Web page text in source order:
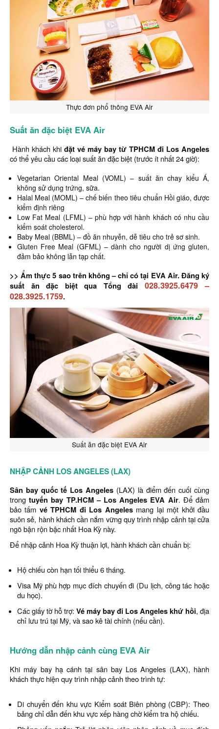
Thực đơn phổ thông EVA Air
Suất ăn đặc biệt EVA Air
Hành khách khi đặt vé máy bay từ TPHCM đi Los Angeles
có thể yêu cầu các loại suất ăn đặc biệt (trước ít nhất 24 giờ):
Vegetarian Oriental Meal (VOML) – suất ăn chay kiểu Á,
không sử dụng trứng, sữa.
Halal Meal (MOML) – chế biến theo tiêu chuẩn Hồi giáo, được
kiểm định riêng
Low Fat Meal (LFML) – phù hợp với hành khách có nhu cầu
kiểm soát cholesterol.
Baby Meal (BBML) – đồ ăn nhuyễn, dễ tiêu cho trẻ sơ sinh.
Gluten Free Meal (GFML) – dành cho người dị ứng gluten,
đảm bảo không lẫn tạp chất.
>> Ẩm thực 5 sao trên không – chỉ có tại EVA Air. Đăng ký
suất ăn đặc biệt qua Tổng đài 028.3925.6479–
028.3925.1759.
Suất ăn đặc biệt EVA Air
NHẬP CẢNH LOS ANGELES (LAX)
Sân bay quốc tế Los Angeles (LAX) là điểm đến cuối cùng
trong tuyến bay TP.HCM – Los Angeles EVA Air. Để đảm
bảo tấm vé TPHCM đi Los Angelesmang lại một khởi đầu
suôn sẻ, hành khách cần nắm vững quy trình nhập cảnh tại cửa
ngõ bận rộn bậc nhất Hoa Kỳ này.
Để nhập cảnh Hoa Kỳ thuận lợi, hành khách cần chuẩn bị:
Hộ chiếu còn hạn tối thiểu 6 tháng.
Visa Mỹ phù hợp mục đích chuyến đi (Du lịch, công tác hoặc
du học).
Các giấy tờ hỗ trợ: Vé máy bay đi Los Angeles khứ hồi, địa
chỉ lưu trú tại Mỹ, và sao kê tài chính (nếu cần).
Hướng dẫn nhập cảnh cùng EVA Air
Khi máy bay hạ cánh tại sân bay Los Angeles (LAX), hành
khách thực hiện quy trình nhập cảnh theo trình tự:
Di chuyển đến khu vực Kiểm soát Biên phòng (CBP): Theo
bảng chỉ dẫn đến khu vực xếp hàng chờ kiểm tra hộ chiếu.